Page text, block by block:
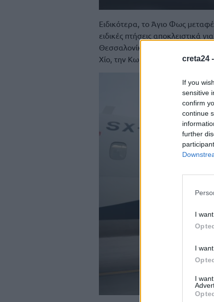
creta24 -
If you
sensitive
confirm
continue
further
I
I
I
Ειδικότερα, το Άγιο Φως
ειδικές πτήσεις αποκλειστικά
Θεσσαλονίκη, τη Ζάκυνθο, τα
Χίο, την Κω, τον Βόλο και την